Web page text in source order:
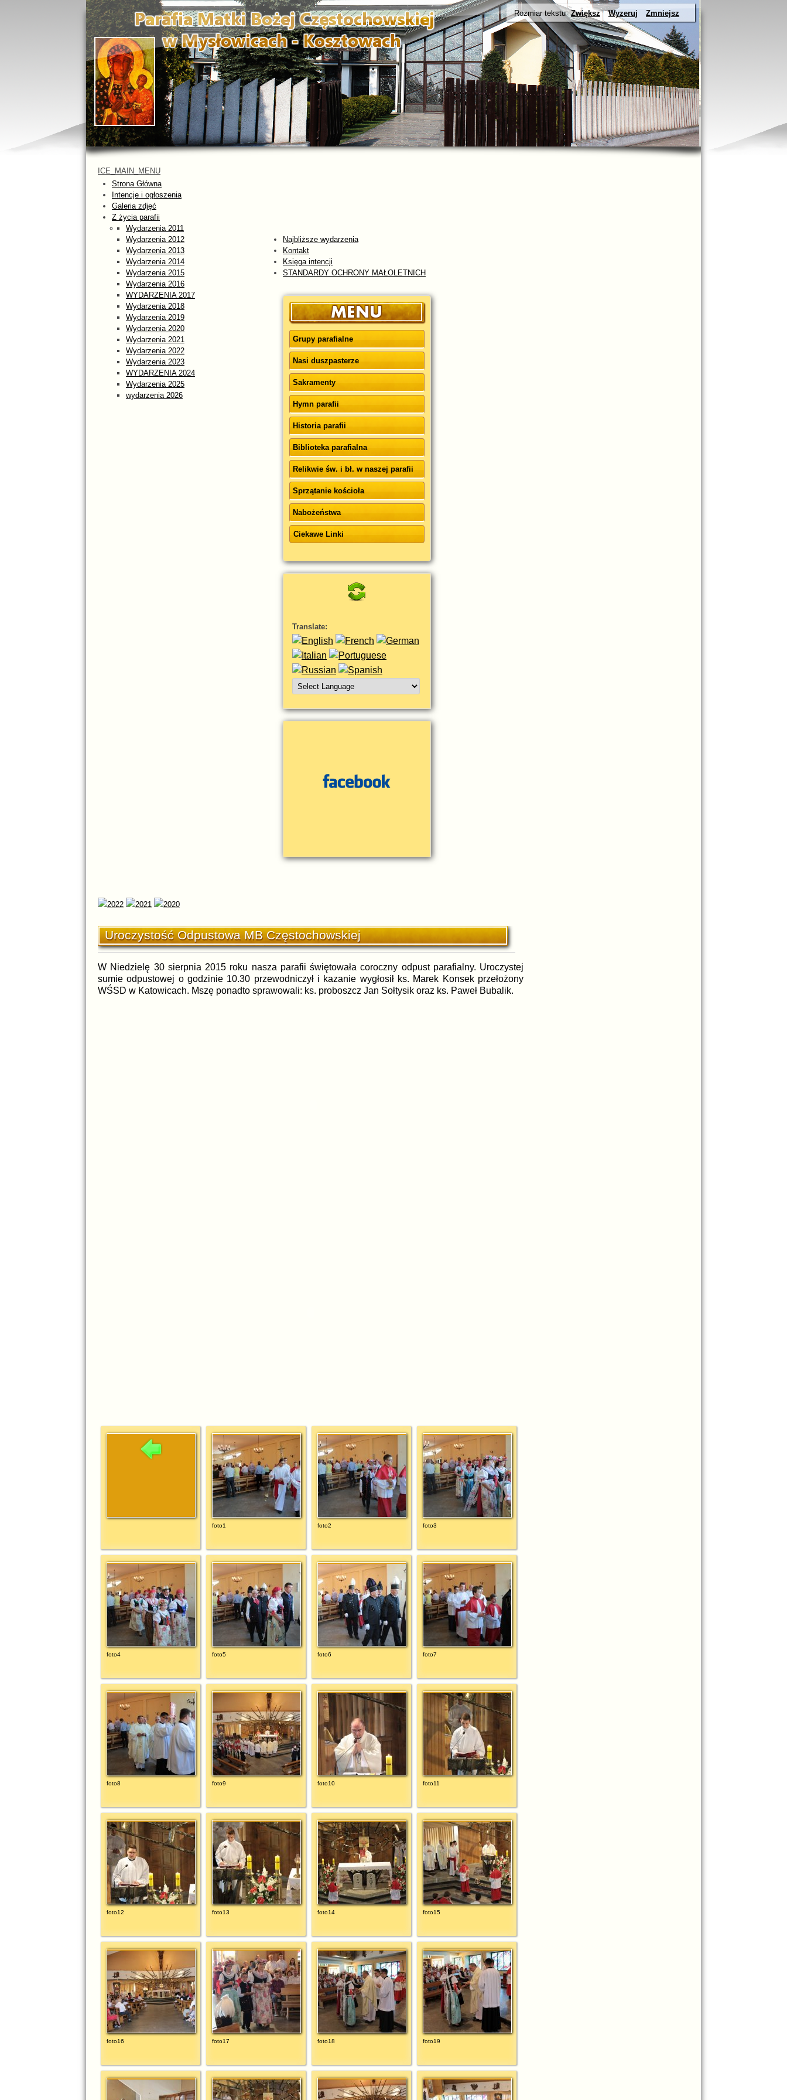
Rozmiar tekstu Zwiększ Wyzeruj Zmniejsz
ICE_MAIN_MENU
Strona Główna
Intencje i ogłoszenia
Galeria zdjęć
Z życia parafii
Wydarzenia 2011
Wydarzenia 2012
Wydarzenia 2013
Wydarzenia 2014
Wydarzenia 2015
Wydarzenia 2016
WYDARZENIA 2017
Wydarzenia 2018
Wydarzenia 2019
Wydarzenia 2020
Wydarzenia 2021
Wydarzenia 2022
Wydarzenia 2023
WYDARZENIA 2024
Wydarzenia 2025
wydarzenia 2026
Najbliższe wydarzenia
Kontakt
Księga intencji
STANDARDY OCHRONY MAŁOLETNICH
Grupy parafialne
Nasi duszpasterze
Sakramenty
Hymn parafii
Historia parafii
Biblioteka parafialna
Relikwie św. i bł. w naszej parafii
Sprzątanie kościoła
Nabożeństwa
Ciekawe Linki
Translate:
Uroczystość Odpustowa MB Częstochowskiej
W Niedzielę 30 sierpnia 2015 roku nasza parafii świętowała coroczny odpust parafialny. Uroczystej
sumie odpustowej o godzinie 10.30 przewodniczył i kazanie wygłosił ks. Marek Konsek przełożony
WŚSD w Katowicach. Mszę ponadto sprawowali: ks. proboszcz Jan Sołtysik oraz ks. Paweł Bubalik.
foto1 foto2 foto3
foto4 foto5 foto6 foto7
foto8 foto9 foto10 foto11
foto12 foto13 foto14 foto15
foto16 foto17 foto18 foto19